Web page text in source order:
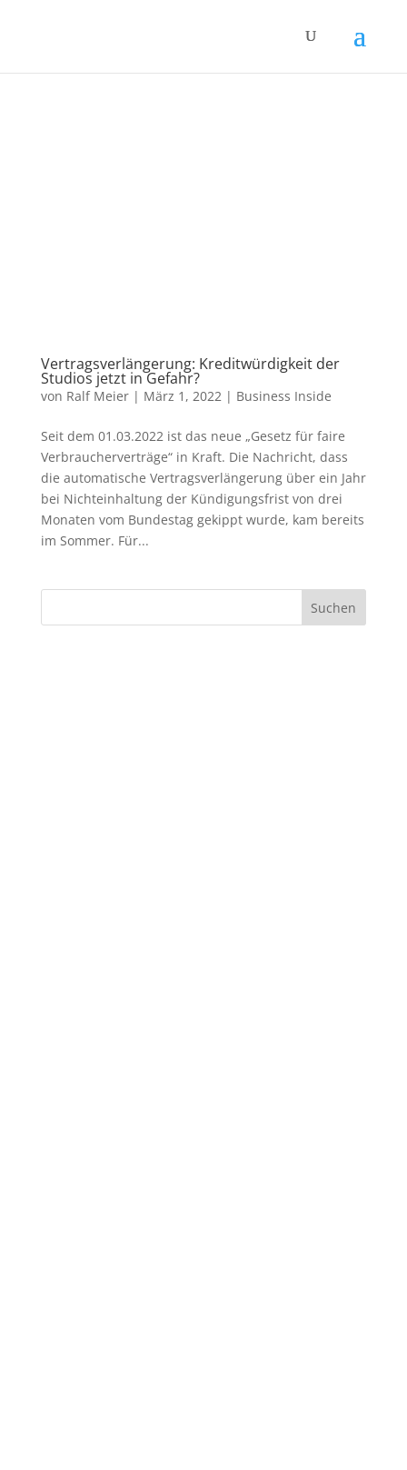
Vertragsverlängerung: Kreditwürdigkeit der
Studios jetzt in Gefahr?
von Ralf Meier| März 1, 2022| Business Inside
Seit dem 01.03.2022 ist das neue „Gesetz für faire
Verbraucherverträge“ in Kraft. Die Nachricht, dass
die automatische Vertragsverlängerung über ein Jahr
bei Nichteinhaltung der Kündigungsfrist von drei
Monaten vom Bundestag gekippt wurde, kam bereits
im Sommer. Für...
Suchen